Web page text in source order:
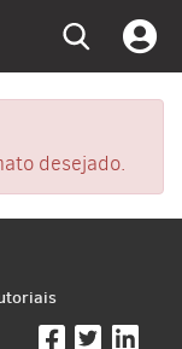
desejado.